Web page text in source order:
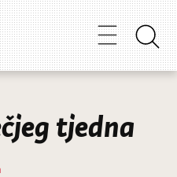
tjedna